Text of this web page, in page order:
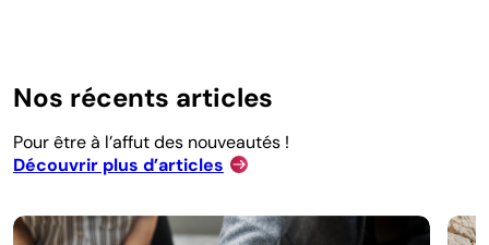
Nos récents articles
Pour être à l’affut des nouveautés !
Découvrir plus d’articles